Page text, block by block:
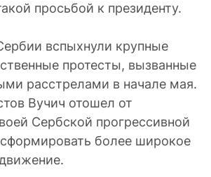
просьбой к президенту.
вспыхнули крупные
протесты, вызванные
расстрелами в начале мая.
Вучич отошел от
Сербской прогрессивной
более широкое